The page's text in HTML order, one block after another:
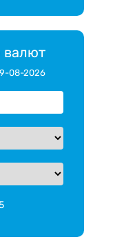
валют
08-2026